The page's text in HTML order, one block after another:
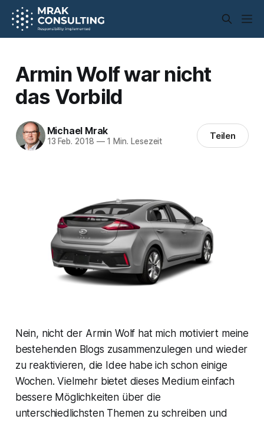
Armin Wolf war nicht
das Vorbild
Michael Mrak
13 Feb. 2018 —1 Min. Lesezeit Teilen
Nein, nicht der Armin Wolf hat mich motiviert meine
bestehenden Blogs zusammenzulegen und wieder
zu reaktivieren, die Idee habe ich schon einige
Wochen. Vielmehr bietet dieses Medium einfach
bessere Möglichkeiten über die
unterschiedlichsten Themen zu schreiben und